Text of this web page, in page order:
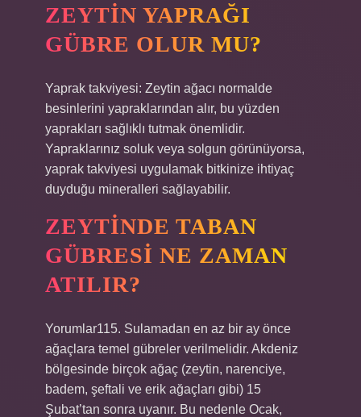
ZEYTIN YAPRAĞI
GÜBRE OLUR MU?
Yaprak takviyesi: Zeytin ağacı normalde
besinlerini yapraklarından alır, bu yüzden
yaprakları sağlıklı tutmak önemlidir.
Yapraklarınız soluk veya solgun görünüyorsa,
yaprak takviyesi uygulamak bitkinize ihtiyaç
duyduğu mineralleri sağlayabilir.
ZEYTINDE TABAN
GÜBRESI NE ZAMAN
ATILIR?
Yorumlar115. Sulamadan en az bir ay önce
ağaçlara temel gübreler verilmelidir. Akdeniz
bölgesinde birçok ağaç (zeytin, narenciye,
badem, şeftali ve erik ağaçları gibi) 15
Şubat’tan sonra uyanır. Bu nedenle Ocak,